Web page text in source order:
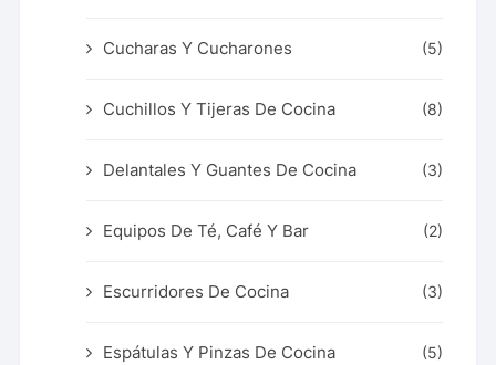
Cucharas Y Cucharones (5)
Cuchillos Y Tijeras De Cocina (8)
Delantales Y Guantes De Cocina (3)
Equipos De Té, Café Y Bar (2)
Escurridores De Cocina (3)
Espátulas Y Pinzas De Cocina (5)